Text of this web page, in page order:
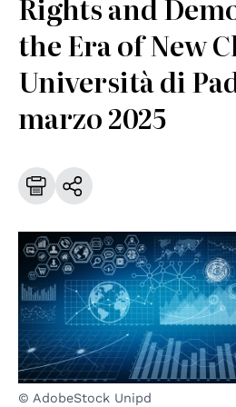
Rights and
the Era of New
Università di
marzo 2025
© AdobeStock Unipd